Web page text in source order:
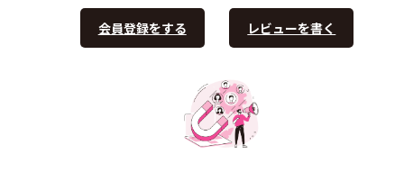
会員登録をする レビューを書く